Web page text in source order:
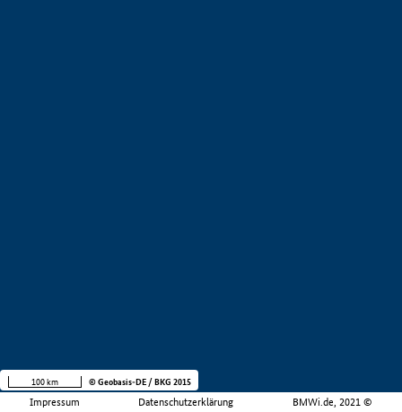
Impressum Datenschutzerklärung BMWi.de, 2021 ©
100 km © Geobasis-DE / BKG 2015